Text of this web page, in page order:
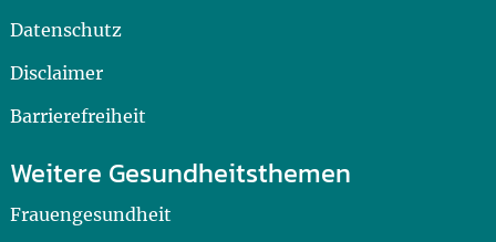
Datenschutz
Disclaimer
Barrierefreiheit
Weitere Gesundheitsthemen
Frauengesundheit